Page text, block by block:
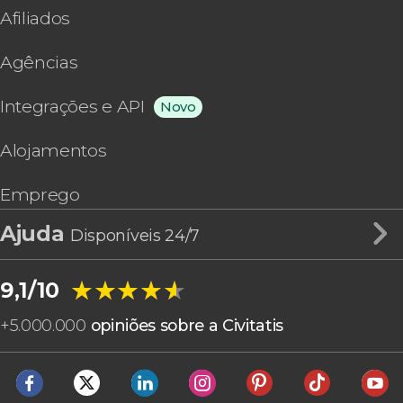
Afiliados
Agências
Integrações e API Novo
Alojamentos
Emprego
Ajuda Disponíveis 24/7
9,1/10 ★★★★★
★★★★★
+5.000.000 opiniões sobre a Civitatis